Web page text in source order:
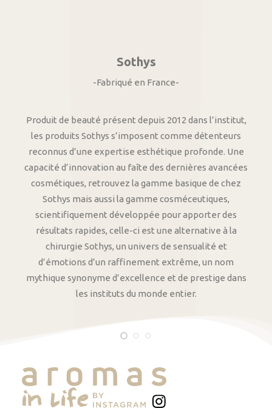
Sothys
-Fabriqué en France-
Produit de beauté présent depuis 2012 dans l’institut,
les produits Sothys s’imposent comme détenteurs
reconnus d’une expertise esthétique profonde. Une
capacité d’innovation au faîte des dernières avancées
cosmétiques, retrouvez la gamme basique de chez
Sothys mais aussi la gamme cosméceutiques,
scientifiquement développée pour apporter des
résultats rapides, celle-ci est une alternative à la
chirurgie Sothys, un univers de sensualité et
d’émotions d’un raffinement extrême, un nom
mythique synonyme d’excellence et de prestige dans
les instituts du monde entier.